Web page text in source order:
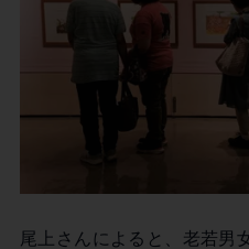
尾上さんによると、老若男